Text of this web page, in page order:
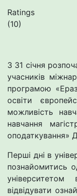
Ratings
(10)
З 31 січня
учасників
програмою
освіти
можливість
навчання
оподаткування»
Перші дні в
познайомитись
відвідувати